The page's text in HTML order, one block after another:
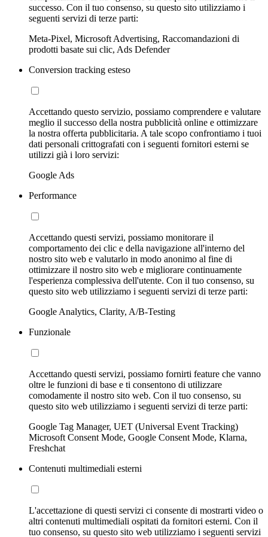
successo. Con il tuo consenso, su questo sito utilizziamo i
seguenti servizi di terze parti:
Meta-Pixel, Microsoft Advertising, Raccomandazioni di
prodotti basate sui clic, Ads Defender
Conversion tracking esteso
Accettando questo servizio, possiamo comprendere e valutare
meglio il successo della nostra pubblicità online e ottimizzare
la nostra offerta pubblicitaria. A tale scopo confrontiamo i tuoi
dati personali crittografati con i seguenti fornitori esterni se
utilizzi già i loro servizi:
Google Ads
Performance
Accettando questi servizi, possiamo monitorare il
comportamento dei clic e della navigazione all'interno del
nostro sito web e valutarlo in modo anonimo al fine di
ottimizzare il nostro sito web e migliorare continuamente
l'esperienza complessiva dell'utente. Con il tuo consenso, su
questo sito web utilizziamo i seguenti servizi di terze parti:
Google Analytics, Clarity, A/B-Testing
Funzionale
Accettando questi servizi, possiamo fornirti feature che vanno
oltre le funzioni di base e ti consentono di utilizzare
comodamente il nostro sito web. Con il tuo consenso, su
questo sito web utilizziamo i seguenti servizi di terze parti:
Google Tag Manager, UET (Universal Event Tracking)
Microsoft Consent Mode, Google Consent Mode, Klarna,
Freshchat
Contenuti multimediali esterni
L'accettazione di questi servizi ci consente di mostrarti video o
altri contenuti multimediali ospitati da fornitori esterni. Con il
tuo consenso, su questo sito web utilizziamo i seguenti servizi